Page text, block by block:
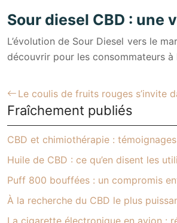
Sour diesel CBD : une
L’évolution de Sour Diesel vers le
découvrir pour les consommateurs
Le coulis de fruits rouges s’invite
Fraîchement publiés
CBD et chimiothérapie :
Huile de CBD : ce qu’en disent les
Puff 800 bouffées : un compromis
À la recherche du CBD le plus
La cigarette électronique en avion :